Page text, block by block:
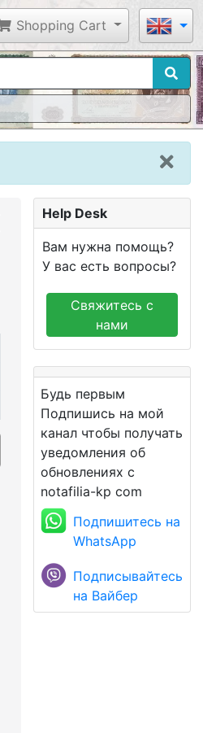
Shopping Cart
Help Desk
Вам нужна помощь?
У вас есть вопросы?
Свяжитесь с
нами
Будь первым
Подпишись на мой
канал чтобы получать
уведомления об
обновлениях с
notafilia-kp com
Подпишитесь на
WhatsApp
Подписывайтесь
на Вайбер